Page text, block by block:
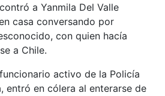
a Yanmila Del Valle
casa conversando por
con quien hacía
a Chile.
activo de la Policía
entró en cólera al enterarse de